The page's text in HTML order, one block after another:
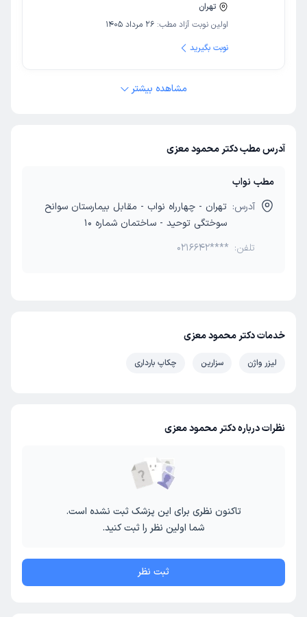
تهران
اولین نوبت آزاد مطب: 26 مرداد 1405
نوبت بگیرید
مشاهده بیشتر
آدرس مطب دکتر محمود معزی
مطب نواب
آدرس: تهران - چهارراه نواب - مقابل بیمارستان سوانح
سوختگی توحید - ساختمان شماره 10
تلفن: 0216642****
خدمات دکتر محمود معزی
لیزر واژن سزارین چکاپ بارداری
نظرات درباره دکتر محمود معزی
تاکنون نظری برای این پزشک ثبت نشده است.
شما اولین نظر را ثبت کنید.
ثبت نظر